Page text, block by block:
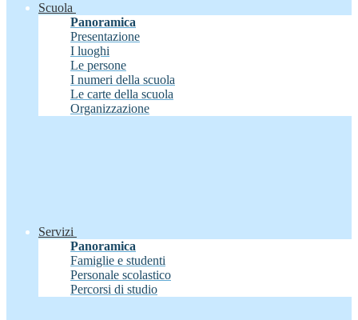
Scuola
Panoramica
Presentazione
I luoghi
Le persone
I numeri della scuola
Le carte della scuola
Organizzazione
Servizi
Panoramica
Famiglie e studenti
Personale scolastico
Percorsi di studio